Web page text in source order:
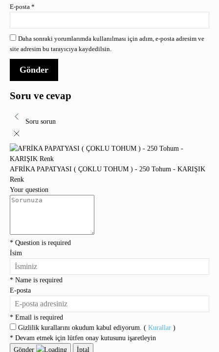
E-posta *
Daha sonraki yorumlarımda kullanılması için adım, e-posta adresim ve
site adresim bu tarayıcıya kaydedilsin.
Soru ve cevap
Soru sorun
AFRİKA PAPATYASI ( ÇOKLU TOHUM ) - 250 Tohum - KARIŞIK
Renk
Your question
* Question is required
İsim
* Name is required
E-posta
* Email is required
Gizlilik kurallarını okudum kabul ediyorum. ( Kurallar )
* Devam etmek için lütfen onay kutusunu işaretleyin
Gönder
İptal